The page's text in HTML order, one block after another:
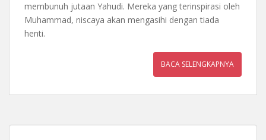
membunuh jutaan Yahudi. Mereka yang terinspirasi oleh
Muhammad, niscaya akan mengasihi dengan tiada
henti.
BACA SELENGKAPNYA